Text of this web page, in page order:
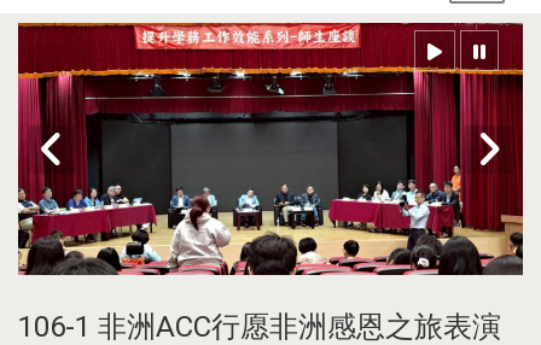
106-1 非洲ACC行愿非洲感恩之旅表演